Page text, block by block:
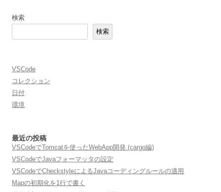
検索
検索
VSCode
コレクション
日付
環境
最近の投稿
VSCodeでTomcatを使ったWebApp開発 (cargo編)
VSCodeでJavaフォーマッタの設定
VSCodeでCheckstyleによるJavaコーディングルールの適用
Mapの初期化を1行で書く